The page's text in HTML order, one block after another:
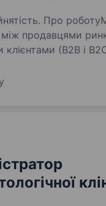
працюємо
між продавцями
клієнтами (B2B і
позиції,